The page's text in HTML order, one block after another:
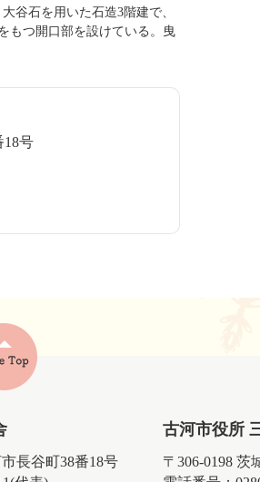
谷石を用いた石造3階建で、
もつ開口部を設けている。曳
18号
長谷町38番18号
古河市役所
〒306-0198 茨